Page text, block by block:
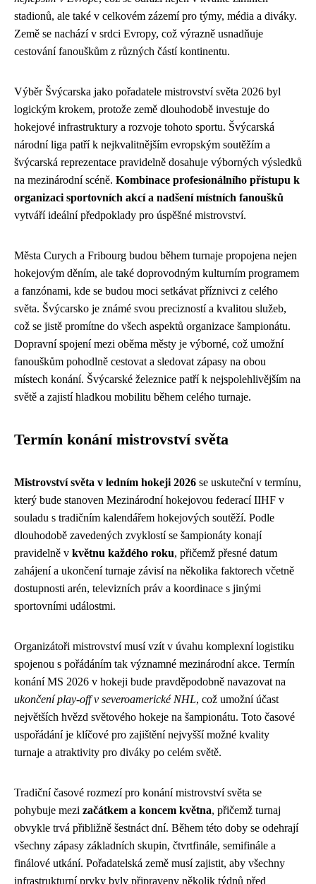
stadionů, ale také v celkovém zázemí pro týmy, média a diváky.
Země se nachází v srdci Evropy, což výrazně usnadňuje
cestování fanouškům z různých částí kontinentu.
Výběr Švýcarska jako pořadatele mistrovství světa 2026 byl
logickým krokem, protože země dlouhodobě investuje do
hokejové infrastruktury a rozvoje tohoto sportu. Švýcarská
národní liga patří k nejkvalitnějším evropským soutěžím a
švýcarská reprezentace pravidelně dosahuje výborných výsledků
na mezinárodní scéně. Kombinace profesionálního přístupu k
organizaci sportovních akcí a nadšení místních fanoušků
vytváří ideální předpoklady pro úspěšné mistrovství.
Města Curych a Fribourg budou během turnaje propojena nejen
hokejovým děním, ale také doprovodným kulturním programem
a fanzónami, kde se budou moci setkávat příznivci z celého
světa. Švýcarsko je známé svou precizností a kvalitou služeb,
což se jistě promítne do všech aspektů organizace šampionátu.
Dopravní spojení mezi oběma městy je výborné, což umožní
fanouškům pohodlně cestovat a sledovat zápasy na obou
místech konání. Švýcarské železnice patří k nejspolehlivějším na
světě a zajistí hladkou mobilitu během celého turnaje.
Termín konání mistrovství světa
Mistrovství světa v ledním hokeji 2026 se uskuteční v termínu,
který bude stanoven Mezinárodní hokejovou federací IIHF v
souladu s tradičním kalendářem hokejových soutěží. Podle
dlouhodobě zavedených zvyklostí se šampionáty konají
pravidelně v květnu každého roku, přičemž přesné datum
zahájení a ukončení turnaje závisí na několika faktorech včetně
dostupnosti arén, televizních práv a koordinace s jinými
sportovními událostmi.
Organizátoři mistrovství musí vzít v úvahu komplexní logistiku
spojenou s pořádáním tak významné mezinárodní akce. Termín
konání MS 2026 v hokeji bude pravděpodobně navazovat na
ukončení play-off v severoamerické NHL, což umožní účast
největších hvězd světového hokeje na šampionátu. Toto časové
uspořádání je klíčové pro zajištění nejvyšší možné kvality
turnaje a atraktivity pro diváky po celém světě.
Tradiční časové rozmezí pro konání mistrovství světa se
pohybuje mezi začátkem a koncem května, přičemž turnaj
obvykle trvá přibližně šestnáct dní. Během této doby se odehrají
všechny zápasy základních skupin, čtvrtfinále, semifinále a
finálové utkání. Pořadatelská země musí zajistit, aby všechny
infrastrukturní prvky byly připraveny několik týdnů před